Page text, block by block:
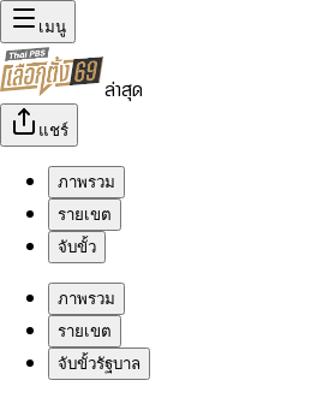
เมนู
ล่าสุด
แชร์
ภาพรวม
รายเขต
จับขั้ว
ภาพรวม
รายเขต
จับขั้วรัฐบาล